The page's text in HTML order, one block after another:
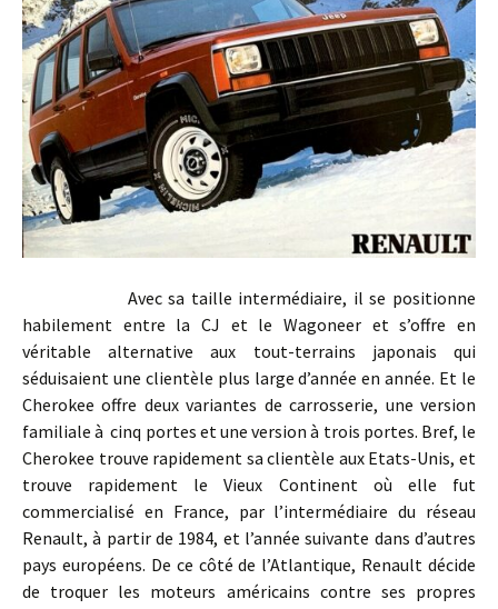
Avec sa taille intermédiaire, il se positionne
habilement entre la CJ et le Wagoneer et s’offre en
véritable alternative aux tout-terrains japonais qui
séduisaient une clientèle plus large d’année en année. Et le
Cherokee offre deux variantes de carrosserie, une version
familiale à cinq portes et une version à trois portes. Bref, le
Cherokee trouve rapidement sa clientèle aux Etats-Unis, et
trouve rapidement le Vieux Continent où elle fut
commercialisé en France, par l’intermédiaire du réseau
Renault, à partir de 1984, et l’année suivante dans d’autres
pays européens. De ce côté de l’Atlantique, Renault décide
de troquer les moteurs américains contre ses propres